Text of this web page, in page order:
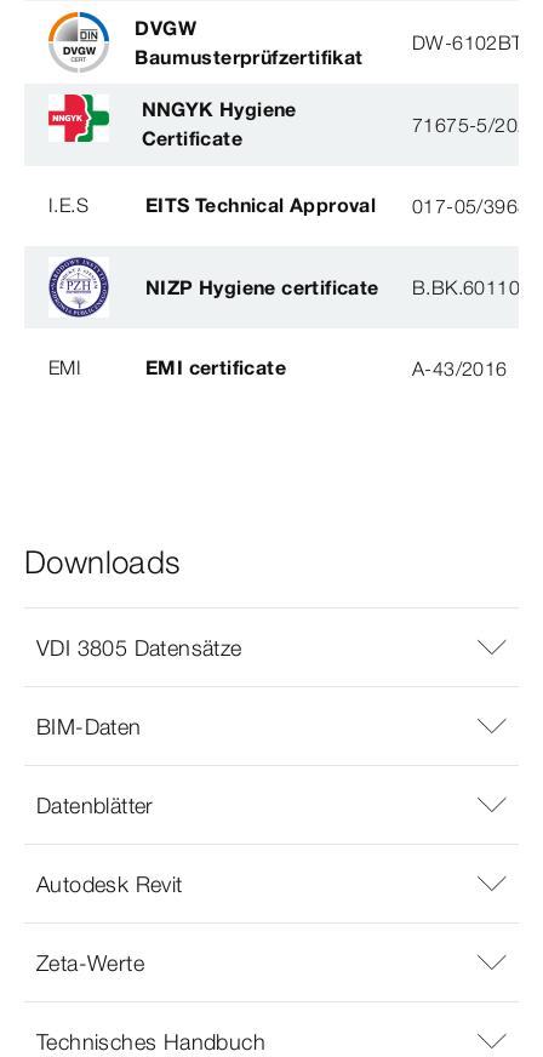
DVGW
Baumusterprüfzertifikat
DW-
NNGYK Hygiene
Certificate
71675-5/
I.E.S EITS Technical Approval 017-05/3963-
NIZP Hygiene certificate
EMI EMI certificate A-43/2016
Downloads
VDI 3805 Datensätze
BIM-Daten
Datenblätter
Autodesk Revit
Zeta-Werte
Technisches Handbuch